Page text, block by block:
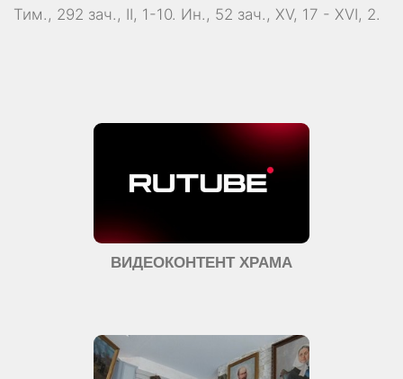
Тим., 292 зач., II, 1-10. Ин., 52 зач., XV, 17 - XVI, 2.
ВИДЕОКОНТЕНТ ХРАМА